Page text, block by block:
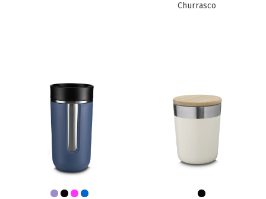
Churrasco